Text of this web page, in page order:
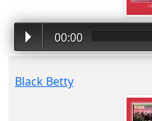
00:00
Black Betty